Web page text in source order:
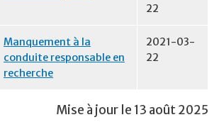
22
Manquement à la
conduite responsable en
recherche
2021-03-
22
Mise à jour le 13 août 2025